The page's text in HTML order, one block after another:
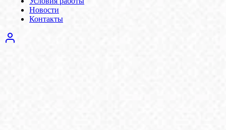
Новости
Контакты